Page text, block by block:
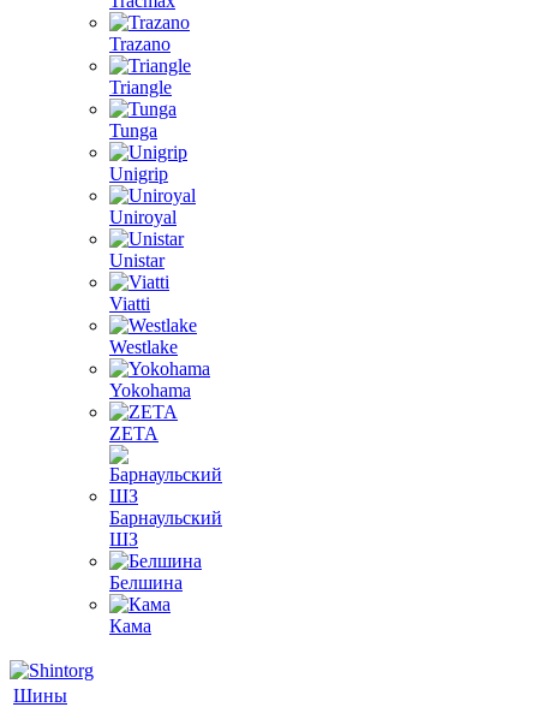
Trazano
Triangle
Tunga
Unigrip
Uniroyal
Unistar
Viatti
Westlake
Yokohama
ZETA
Барнаульский
ШЗ
Белшина
Кама
Шины